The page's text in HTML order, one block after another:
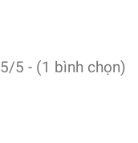
5/5 - (1 bình chọn)